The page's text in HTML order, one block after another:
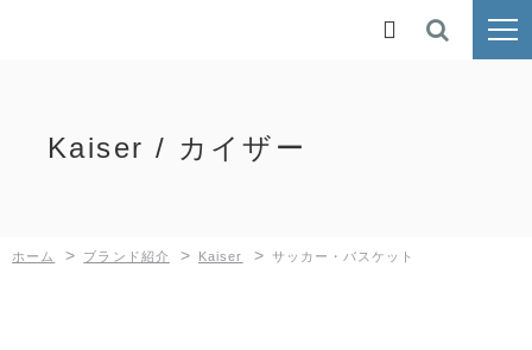
Kaiser / カイザー
ホーム > ブランド紹介 > Kaiser > サッカー・バスケット